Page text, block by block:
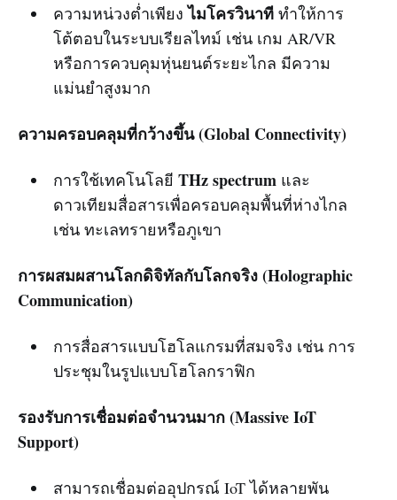
ความหน่วงต่ำเพียงไมโครวินาทีทำให้การ
โต้ตอบในระบบเรียลไทม์ เช่น เกม AR/VR
หรือการควบคุมหุ่นยนต์ระยะไกล มีความ
แม่นยำสูงมาก
ความครอบคลุมที่กว้างขึ้น (Global Connectivity)
การใช้เทคโนโลยี THz spectrumและ
ดาวเทียมสื่อสารเพื่อครอบคลุมพื้นที่ห่างไกล
เช่น ทะเลทรายหรือภูเขา
การผสมผสานโลกดิจิทัลกับโลกจริง (Holographic
Communication)
การสื่อสารแบบโฮโลแกรมที่สมจริง เช่น การ
ประชุมในรูปแบบโฮโลกราฟิก
รองรับการเชื่อมต่อจำนวนมาก (Massive IoT
Support)
สามารถเชื่อมต่ออุปกรณ์ IoT ได้หลายพัน